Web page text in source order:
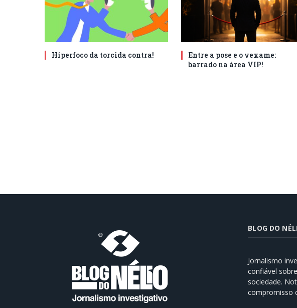
Hiperfoco da torcida contra!
Entre a pose e o vexame:
barrado na área VIP!
BLOG DO
Jornalismo
confiável
sociedade.
compromisso